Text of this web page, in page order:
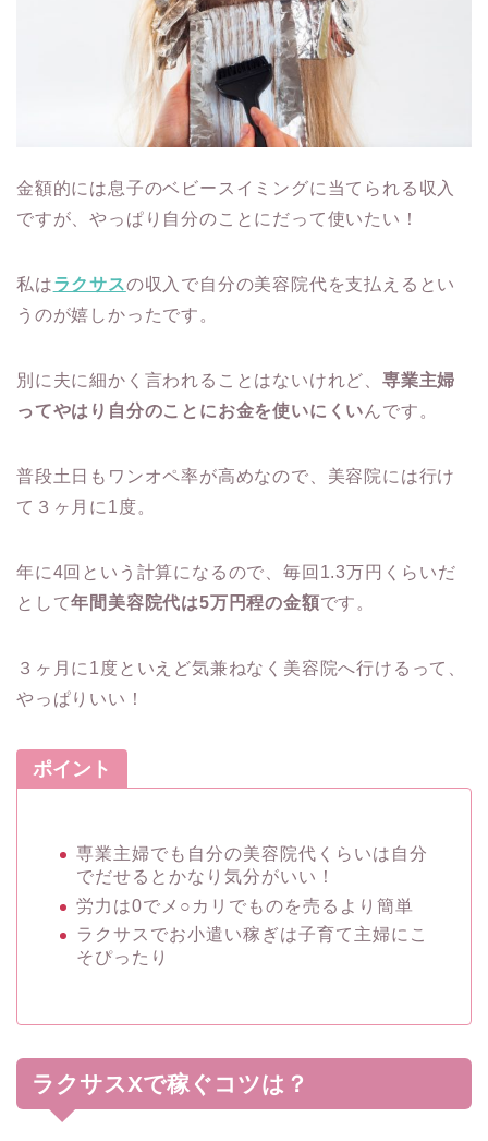
金額的には息子のベビースイミングに当てられる収入
ですが、やっぱり自分のことにだって使いたい！
私はラクサスの収入で自分の美容院代を支払えるとい
うのが嬉しかったです。
別に夫に細かく言われることはないけれど、 専業主婦
ってやはり自分のことにお金を使いにくいんです。
普段土日もワンオペ率が高めなので、美容院には行け
て３ヶ月に1度。
年に4回という計算になるので、毎回1.3万円くらいだ
として年間美容院代は5万円程の金額です。
３ヶ月に1度といえど気兼ねなく美容院へ行けるって、
やっぱりいい！
ポイント
専業主婦でも自分の美容院代くらいは自分
でだせるとかなり気分がいい！
労力は0でメ○カリでものを売るより簡単
ラクサスでお小遣い稼ぎは子育て主婦にこ
そぴったり
ラクサスXで稼ぐコツは？